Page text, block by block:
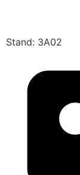
Stand: 3A02